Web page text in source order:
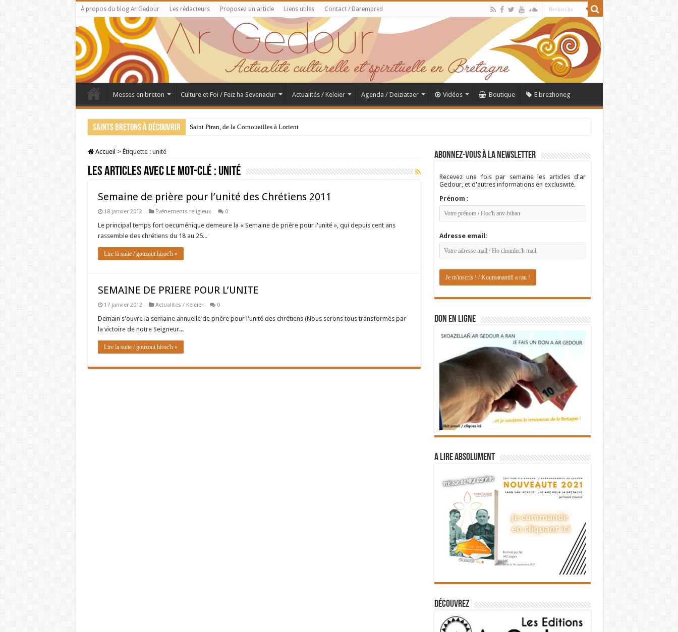
À propos du blog Ar Gedour Les rédacteurs Proposez un article Liens utiles Contact / Darempred
Messes en breton Culture et Foi / Feiz ha Sevenadur Actualités / Keleier Agenda / Deiziataer Vidéos Boutique E brezhoneg
Saints bretons à découvrir Saint Piran, de la Cornouailles à Lorient
Accueil > Étiquette : unité
Les articles avec le mot-clé : unité
Semaine de prière pour l’unité des Chrétiens 2011
18 janvier 2012 Événements religieux 0
Le principal temps fort oecuménique demeure la « Semaine de prière pour l'unité », qui depuis cent ans
rassemble des chrétiens du 18 au 25...
Lire la suite / gouzout hiroc'h »
SEMAINE DE PRIERE POUR L’UNITE
17 janvier 2012 Actualités / Keleier 0
Demain s'ouvre la semaine annuelle de prière pour l'unité des chrétiens (Nous serons tous transformés par
la victoire de notre Seigneur...
Lire la suite / gouzout hiroc'h »
Abonnez-vous à la newsletter
Recevez une fois par semaine les articles d'ar
Gedour, et d'autres informations en exclusivité.
Prénom :
Adresse email:
DON EN LIGNE
A lire absolument
Découvrez